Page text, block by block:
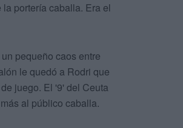
portería caballa. Era el
pequeño caos entre
le quedó a Rodri que
juego. El '9' del Ceuta
al público caballa.